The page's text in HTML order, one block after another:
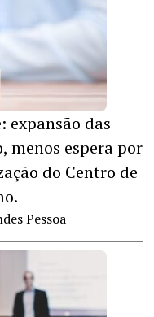
expansão das
menos espera por
do Centro de
Pessoa